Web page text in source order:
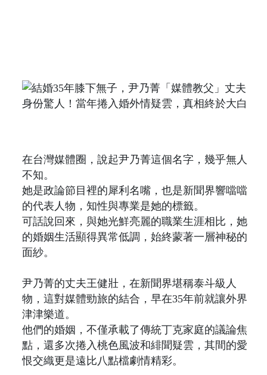
在台灣媒體圈，說起尹乃菁這個名字，幾乎無人
不知。
她是政論節目裡的犀利名嘴，也是新聞界響噹噹
的代表人物，知性與專業是她的標籤。
可話說回來，與她光鮮亮麗的職業生涯相比，她
的婚姻生活顯得異常低調，始終蒙著一層神秘的
面紗。
尹乃菁的丈夫王健壯，在新聞界堪稱泰斗級人
物，這對媒體勁旅的結合，早在35年前就讓外界
津津樂道。
他們的婚姻，不僅承載了傳統丁克家庭的議論焦
點，還多次捲入桃色風波和緋聞疑雲，其間的愛
恨交織更是遠比八點檔劇情精彩。